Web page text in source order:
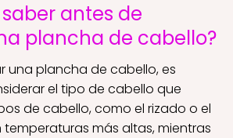
antes de
plancha de cabello?
una plancha de cabello, es
el tipo de cabello que
de cabello, como el rizado o el
temperaturas más altas, mientras